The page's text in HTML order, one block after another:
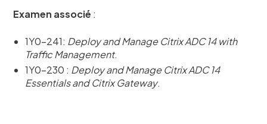
Examen associé :
1Y0-241: Deploy and Manage Citrix ADC 14 with
Traffic Management.
1Y0-230 : Deploy and Manage Citrix ADC 14
Essentials and Citrix Gateway.